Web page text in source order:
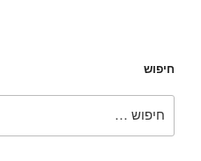
חיפוש